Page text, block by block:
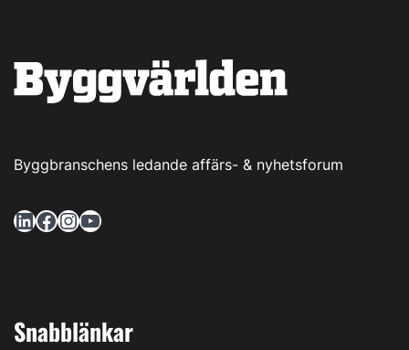
Byggbranschens ledande affärs- & nyhetsforum
LinkedIn Facebook InstagramYouTube
Snabblänkar